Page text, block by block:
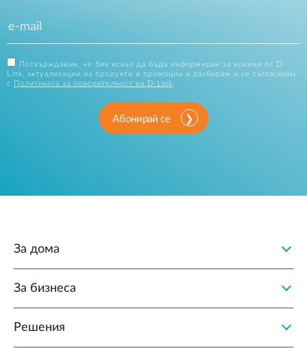
Потвърждавам, че бих искал да бъда информиран за новини от D-
Link, актуализации на продукти и промоции и разбирам и се съгласявам
с
Политиката за поверителност на D-Link
Абонирай се
За дома
За бизнеса
Решения